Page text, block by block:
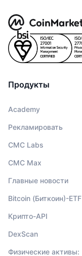
Продукты
Academy
Рекламировать
CMC Labs
CMC Max
Главные новости
Bitcoin (Биткоин)-ETF
Крипто-API
DexScan
Физические активы: